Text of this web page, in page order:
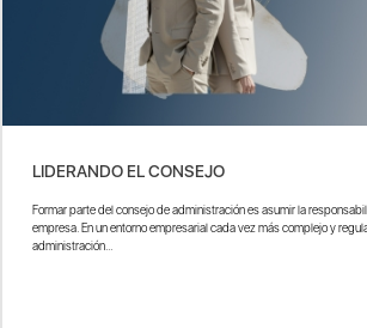
LIDERANDO EL CONSEJO
Formar parte del consejo de administración es asumir la
empresa. En un entorno empresarial cada vez más complejo y
administración...